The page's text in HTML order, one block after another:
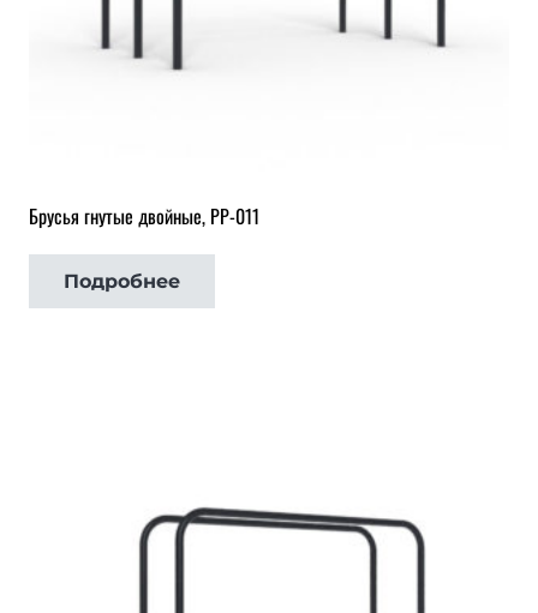
Брусья гнутые двойные, РР-011
Подробнее